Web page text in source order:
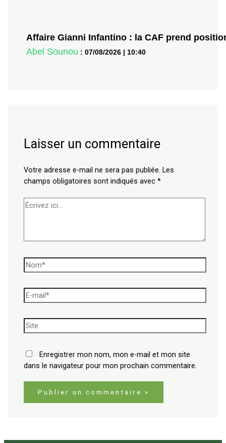
Affaire Gianni Infantino : la CAF prend
Abel Sounou :07/08/2026 | 10:40
Laisser un commentaire
Votre adresse e-mail ne sera pas publiée. Les
champs obligatoires sont indiqués avec*
Enregistrer mon nom, mon e-mail et mon site
dans le navigateur pour mon prochain commentaire.